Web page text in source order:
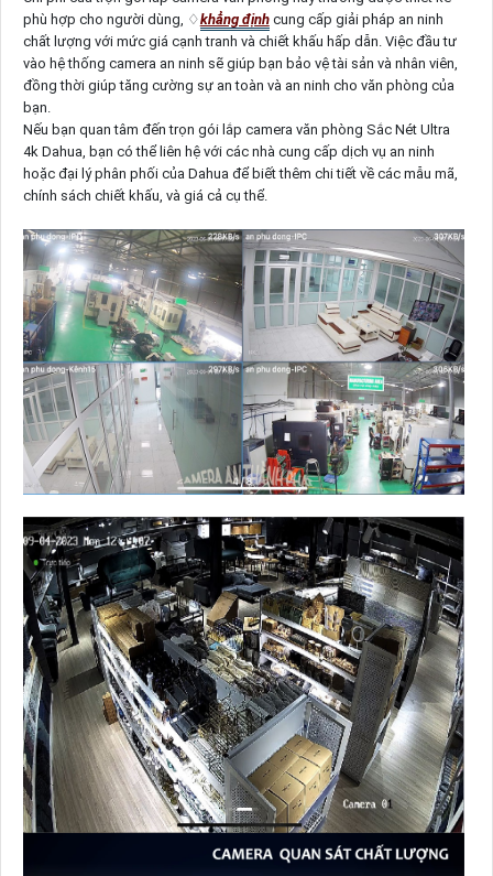
phù hợp cho người dùng, ♢khẳng địnhcung cấp giải pháp an ninh
chất lượng với mức giá cạnh tranh và chiết khấu hấp dẫn. Việc đầu tư
vào hệ thống camera an ninh sẽ giúp bạn bảo vệ tài sản và nhân viên,
đồng thời giúp tăng cường sự an toàn và an ninh cho văn phòng của
bạn.
Nếu bạn quan tâm đến trọn gói lắp camera văn phòng Sắc Nét Ultra
4k Dahua, bạn có thể liên hệ với các nhà cung cấp dịch vụ an ninh
hoặc đại lý phân phối của Dahua để biết thêm chi tiết về các mẫu mã,
chính sách chiết khấu, và giá cả cụ thể.